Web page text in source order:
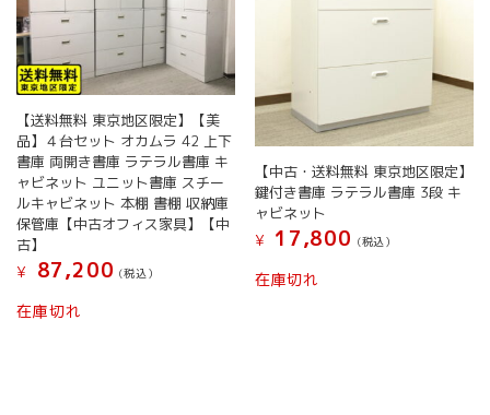
【送料無料 東京地区限定】【美
品】４台セット オカムラ 42 上下
書庫 両開き書庫 ラテラル書庫 キ
ャビネット ユニット書庫 スチー
ルキャビネット 本棚 書棚 収納庫
保管庫【中古オフィス家具】【中
古】
¥
87,200 (税込）
在庫切れ
【中古・送料無料 東京地区限定】
鍵付き書庫 ラテラル書庫 3段 キ
ャビネット
¥
17,800 (税込）
在庫切れ